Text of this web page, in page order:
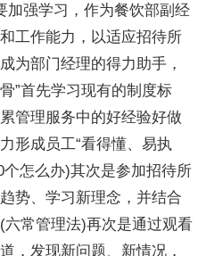
强学习，作为餐饮部副经
工作能力，以适应招待所
为部门经理的得力助手，
”首先学习现有的制度标
管理服务中的好经验好做
形成员工“看得懂、易执
怎么办)其次是参加招待所
势、学习新理念，并结合
常管理法)再次是通过观看
，发现新问题、新情况，